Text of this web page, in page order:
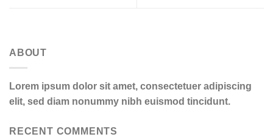
ABOUT
Lorem ipsum dolor sit amet, consectetuer adipiscing
elit, sed diam nonummy nibh euismod tincidunt.
RECENT COMMENTS